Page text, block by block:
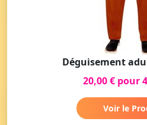
Déguisement
20,00 € pour
Voir le